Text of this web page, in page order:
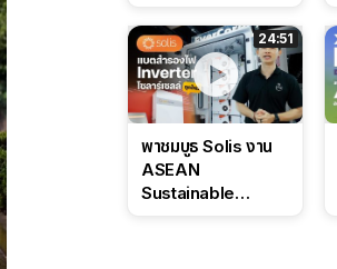
ล่างหนึบ ลุ้นราคา 7
แสนต้น
24:51
พาชมบูธ Solis งาน
ASEAN
Sustainable